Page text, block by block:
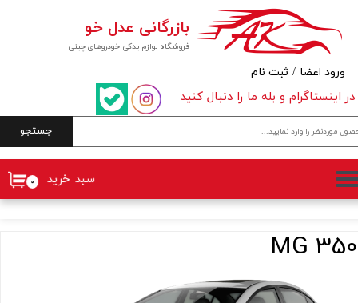
فروشگاه لوازم یدکی خودروهای چینی
بازرگانی عدل خو
جستجو
۰ سبد خرید
در اینستاگرام و بله ما را دنبال کنید
ورود اعضا / ثبت نام
حساب کاربری من
تغییر گذر واژه
سفارشات
خروج از حساب کاربری
350 MG